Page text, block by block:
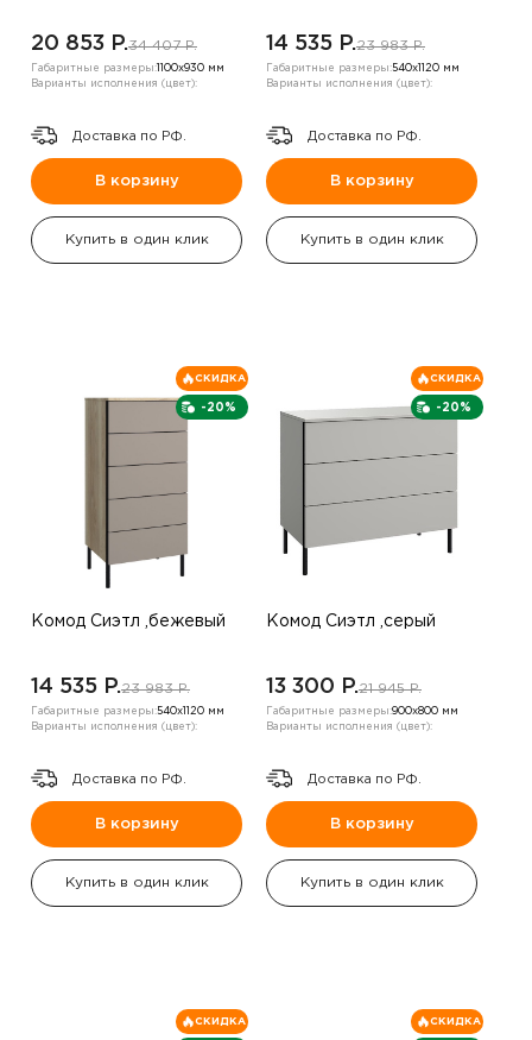
20 853 P.34 407 P.
Габаритные размеры: 1100х930 мм
Варианты исполнения (цвет):
Доставка по РФ.
В корзину
Купить в один клик
14 535 P.23 983 P.
Габаритные размеры:540х1120 мм
Варианты исполнения (цвет):
Доставка по РФ.
В корзину
Купить в один клик
-20%
СКИДКА
Комод Сиэтл ,бежевый
14 535 P.23 983 P.
Габаритные размеры:540х1120 мм
Варианты исполнения (цвет):
Доставка по РФ.
В корзину
Купить в один клик
-20%
СКИДКА
Комод Сиэтл ,серый
13 300 P.21 945 P.
Габаритные размеры:900х800 мм
Варианты исполнения (цвет):
Доставка по РФ.
В корзину
Купить в один клик
СКИДКА СКИДКА